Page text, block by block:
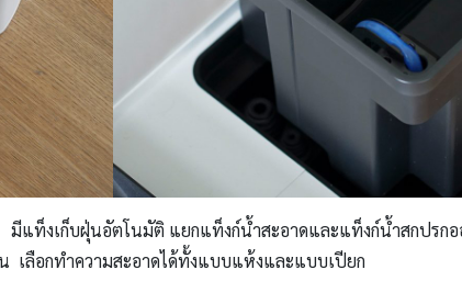
ท็งเก็บฝุ่นอัตโนมัติ แยกแท็งก์น้ำสะอาดและแท็งก์น้ำสกปรก
เลือกทำความสะอาดได้ทั้งแบบแห้งและแบบเปียก